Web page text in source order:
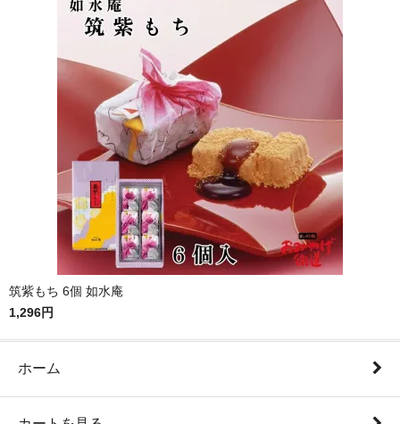
筑紫もち 6個 如水庵
1,296円
ホーム